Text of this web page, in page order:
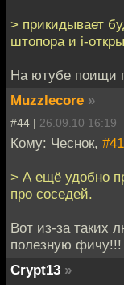
> прикидывает
штопора и i-
На ютубе поищи
Muzzlecore »
#44 | 26.09.10 16:19
Кому: Чеснок, #41
> А ещё удобно
про соседей.
Вот из-за таких
полезную фичу!!!
Crypt13 »